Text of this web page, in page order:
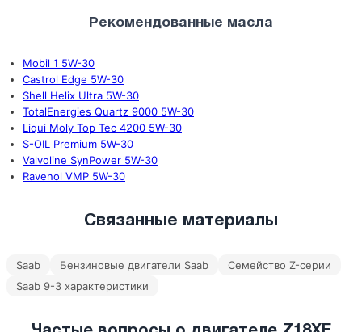
Рекомендованные масла
Mobil 1 5W-30
Castrol Edge 5W-30
Shell Helix Ultra 5W-30
TotalEnergies Quartz 9000 5W-30
Liqui Moly Top Tec 4200 5W-30
S-OIL Premium 5W-30
Valvoline SynPower 5W-30
Ravenol VMP 5W-30
Связанные материалы
Saab Бензиновые двигатели Saab
Семейство Z-серии
Saab 9-3 характеристики